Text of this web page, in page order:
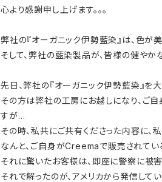
心より感謝申し上げます。。。
弊社の『オーガニック伊勢藍染』は、色が
そして、弊社の藍染製品が、皆様の健やか
先日、弊社の『オーガニック伊勢藍染』を
その方は弊社の工房にお越しになり、ご
すが…
その時、私共にご共有くださった内容に、
なんと、ご自身がCreemaで販売されてい
それに驚いたお客様は、即座に警察に被
それで解ったのが、アメリカから発信して